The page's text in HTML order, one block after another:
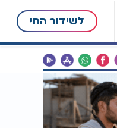
לשידור החי